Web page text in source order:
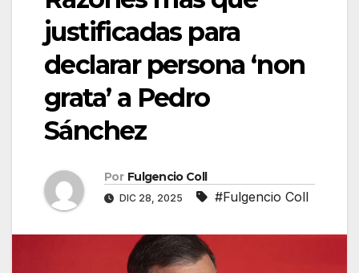
justificadas para
declarar persona ‘non
grata’ a Pedro
Sánchez
Por Fulgencio Coll
DIC 28, 2025 #Fulgencio Coll